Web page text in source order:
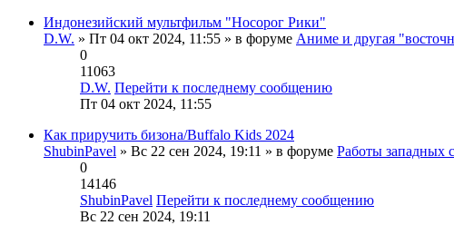
Индонезийский мультфильм "Носорог Рики"
D.W. » Пт 04 окт 2024, 11:55 » в форуме Аниме и другая
0
11063
D.W. Перейти к последнему сообщению
Пт 04 окт 2024, 11:55
Как приручить бизона/Buffalo Kids 2024
ShubinPavel » Вс 22 сен 2024, 19:11 » в форуме Работы западных
0
14146
ShubinPavel Перейти к последнему сообщению
Вс 22 сен 2024, 19:11